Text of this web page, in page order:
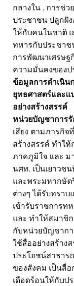
กลางใน . การช่ว
ประชาชน ปลูกฝั
ให้กับคนในชาติ
ทหารกับประชาช
การพัฒนาเศรษ
ความมั่นคงของป
ข้อมูลการดำเนิน
ยุทธศาสตร์และแ
อย่างสร้างสรรค์
หน่วยบัญชาการ
เสียง ตามภารกิ
สร้างสรรค์ ทำใ
ภาคภูมิใจ และ ม
นศท. เป็นเยาวช
และพระมหากษั
ต่างๆ ได้รับทราบ
เข้ารับราชการท
และ ทำให้สมาชิ
กับหน่วยบัญชาก
ใช้สื่ออย่างสร้าง
ประโยชน์สาธาร
ของสังคม เป็นสื่อ
เดือดร้อนให้กับป